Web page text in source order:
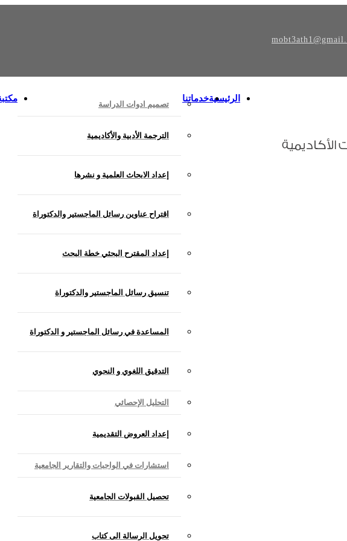
الرئيسيةخدماتنا
تصميم ادوات الدراسة
الترجمة الأدبية والأكاديمية
إعداد الابحاث العلمية و نشرها
اقتراح عناوين رسائل الماجستير والدكتوراة
إعداد المقترح البحثي خطة البحث
تنسيق رسائل الماجستير والدكتوراة
المساعدة في رسائل الماجستير و الدكتوراة
التدقيق اللغوي و النحوي
التحليل الإحصائي
إعداد العروض التقديمية
استشارات في الواجبات والتقارير الجامعية
تحصيل القبولات الجامعية
تحويل الرسالة الى كتاب